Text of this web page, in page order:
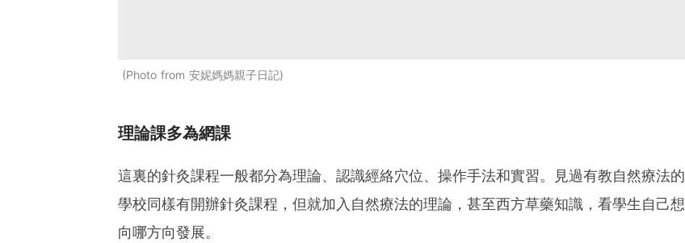
Photo from 安妮媽媽親子日記
理論課多為網課
這裏的針灸課程一般都分為理論、認識經絡穴位、操作手法和實習。見過有教自然療法的
學校同樣有開辦針灸課程，但就加入自然療法的理論，甚至西方草藥知識，看學生自己想
向哪方向發展。